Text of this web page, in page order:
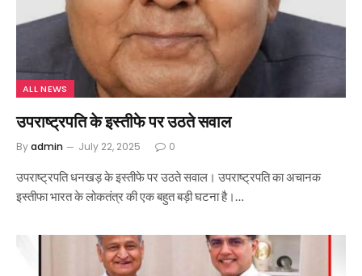
ALL NEWS
उपराष्ट्रपति के इस्तीफे पर उठते सवाल
Byadmin July 22, 2025 0
उपराष्ट्रपति धनखड़ के इस्तीफे पर उठते सवाल। उपराष्ट्रपति का अचानक
इस्तीफा भारत के लोकतंत्र की एक बहुत बड़ी घटना है।…